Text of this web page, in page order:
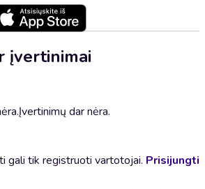
įvertinimai
Įvertinimų dar nėra.
gali tik registruoti vartotojai. Prisijungti